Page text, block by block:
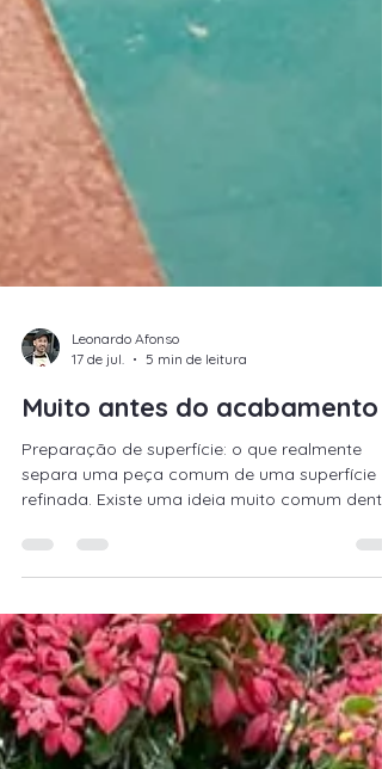
Leonardo Afonso
17 de jul.
5 min de leitura
Muito antes do acabamento
Preparação de superfície: o que realmente
refinada. Existe uma ideia muito comum
da marcenaria de que o acabamento é o
madeira. Mas a realidade é outra. O
acabamento não cria uma superfície refinada.
Ele apenas revela aquilo que já estava
nela.